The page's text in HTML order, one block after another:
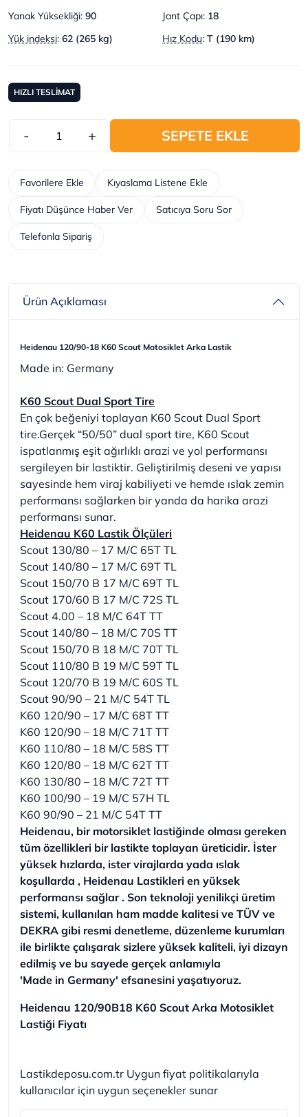
Yanak Yüksekliği: 90 Jant Çapı: 18
Yük indeksi: 62 (265 kg) Hız Kodu: T (190 km)
HIZLI TESLİMAT
- + SEPETE EKLE
Telefonla Sipariş
Kıyaslama Listene Ekle
Favorilere Ekle
Fiyatı Düşünce Haber Ver Satıcıya Soru Sor
Ürün Açıklaması
Heidenau 120/90-18 K60 Scout Motosiklet Arka Lastik
Made in: Germany
K60 Scout Dual Sport Tire
En çok beğeniyi toplayan K60 Scout Dual Sport
tire.Gerçek “50/50” dual sport tire, K60 Scout
ispatlanmış eşit ağırlıklı arazi ve yol performansı
sergileyen bir lastiktir. Geliştirilmiş deseni ve yapısı
sayesinde hem viraj kabiliyeti ve hemde ıslak zemin
performansı sağlarken bir yanda da harika arazi
performansı sunar.
Heidenau K60 Lastik Ölçüleri
Scout 130/80 – 17 M/C 65T TL
Scout 140/80 – 17 M/C 69T TL
Scout 150/70 B 17 M/C 69T TL
Scout 170/60 B 17 M/C 72S TL
Scout 4.00 – 18 M/C 64T TT
Scout 140/80 – 18 M/C 70S TT
Scout 150/70 B 18 M/C 70T TL
Scout 110/80 B 19 M/C 59T TL
Scout 120/70 B 19 M/C 60S TL
Scout 90/90 – 21 M/C 54T TL
K60 120/90 – 17 M/C 68T TT
K60 120/90 – 18 M/C 71T TT
K60 110/80 – 18 M/C 58S TT
K60 120/80 – 18 M/C 62T TT
K60 130/80 – 18 M/C 72T TT
K60 100/90 – 19 M/C 57H TL
K60 90/90 – 21 M/C 54T TT
Heidenau, bir motorsiklet lastiğinde olması gereken
tüm özellikleri bir lastikte toplayan üreticidir. İster
yüksek hızlarda, ister virajlarda yada ıslak
koşullarda , Heidenau Lastikleri en yüksek
performansı sağlar . Son teknoloji yenilikçi üretim
sistemi, kullanılan ham madde kalitesi ve TÜV ve
DEKRA gibi resmi denetleme, düzenleme kurumları
ile birlikte çalışarak sizlere yüksek kaliteli, iyi dizayn
edilmiş ve bu sayede gerçek anlamıyla
'Made in Germany' efsanesini yaşatıyoruz.
Heidenau 120/90B18 K60 Scout Arka Motosiklet
Lastiği Fiyatı
Lastikdeposu.com.tr Uygun fiyat politikalarıyla
kullanıcılar için uygun seçenekler sunar